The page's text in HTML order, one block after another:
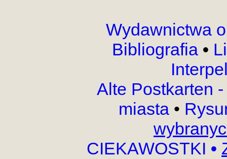
Wydawnictwa
Bibliografia •
Alte Postkarten
miasta•
CIEKAWOSTKI •